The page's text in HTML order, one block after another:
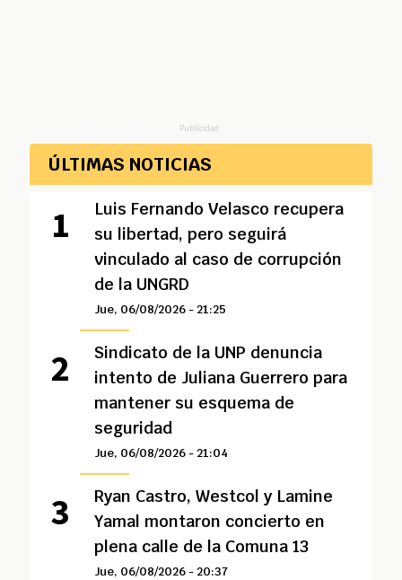
Publicidad
ÚLTIMAS NOTICIAS
Luis Fernando Velasco recupera
su libertad, pero seguirá
vinculado al caso de corrupción
de la UNGRD
Jue, 06/08/2026 - 21:25
Sindicato de la UNP denuncia
intento de Juliana Guerrero para
mantener su esquema de
seguridad
Jue, 06/08/2026 - 21:04
Ryan Castro, Westcol y Lamine
Yamal montaron concierto en
plena calle de la Comuna 13
Jue, 06/08/2026 - 20:37